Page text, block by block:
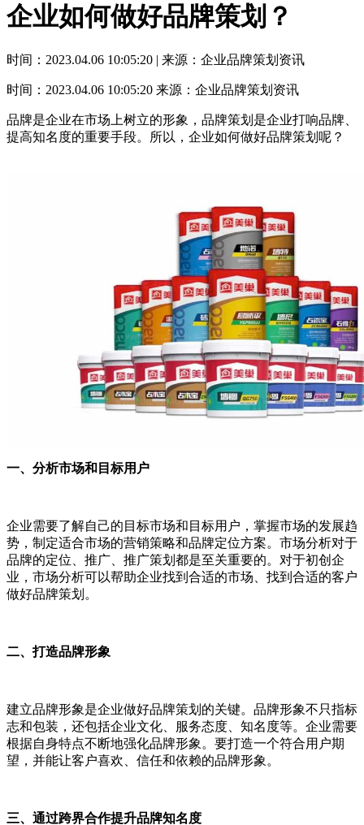
企业如何做好品牌策划？
时间：2023.04.06 10:05:20 | 来源：企业品牌策划资讯
时间：2023.04.06 10:05:20 来源：企业品牌策划资讯
品牌是企业在市场上树立的形象，品牌策划是企业打响品牌、
提高知名度的重要手段。所以，企业如何做好品牌策划呢？
一、分析市场和目标用户
企业需要了解自己的目标市场和目标用户，掌握市场的发展趋
势，制定适合市场的营销策略和品牌定位方案。市场分析对于
品牌的定位、推广、推广策划都是至关重要的。对于初创企
业，市场分析可以帮助企业找到合适的市场、找到合适的客户
做好品牌策划。
二、打造品牌形象
建立品牌形象是企业做好品牌策划的关键。品牌形象不只指标
志和包装，还包括企业文化、服务态度、知名度等。企业需要
根据自身特点不断地强化品牌形象。要打造一个符合用户期
望，并能让客户喜欢、信任和依赖的品牌形象。
三、通过跨界合作提升品牌知名度